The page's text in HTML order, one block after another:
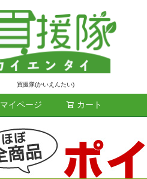
買援隊(かいえんたい)
マイページ カート
検索